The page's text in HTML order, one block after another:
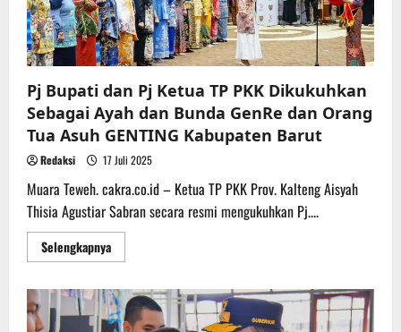
Pj Bupati dan Pj Ketua TP PKK Dikukuhkan
Sebagai Ayah dan Bunda GenRe dan Orang
Tua Asuh GENTING Kabupaten Barut
Redaksi 17 Juli 2025
Muara Teweh. cakra.co.id – Ketua TP PKK Prov. Kalteng Aisyah
Thisia Agustiar Sabran secara resmi mengukuhkan Pj....
SelengkapnyaRead
more
Bupati
dan
Pj